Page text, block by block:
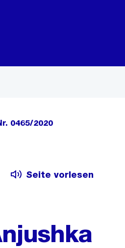
0465/2020
Seite vorlesen